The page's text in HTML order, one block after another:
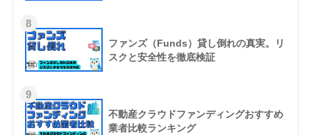
8
ファンズ（Funds）貸し倒れの真実。リ
スクと安全性を徹底検証
9
不動産クラウドファンディングおすすめ
業者比較ランキング